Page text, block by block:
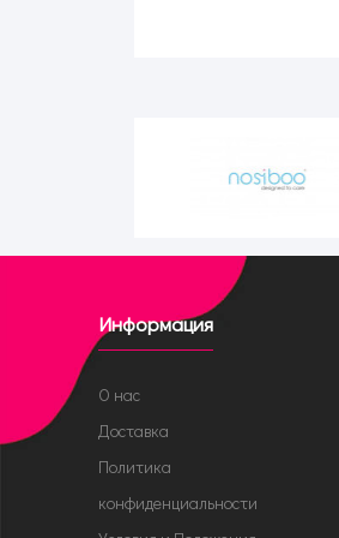
Информация
О нас
Доставка
Политика
конфиденциальности